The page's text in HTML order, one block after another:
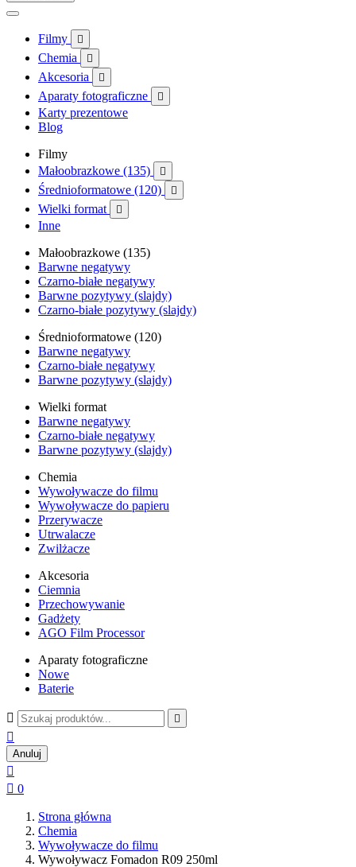
Filmy 
Chemia 
Akcesoria 
Aparaty fotograficzne 
Karty prezentowe
Blog
Filmy
Małoobrazkowe (135)

Średnioformatowe (120) 
Wielki format 
Inne
Małoobrazkowe (135)
Barwne negatywy
Czarno-białe negatywy
Barwne pozytywy (slajdy)
Czarno-białe pozytywy (slajdy)
Średnioformatowe (120)
Barwne negatywy
Czarno-białe negatywy
Barwne pozytywy (slajdy)
Wielki format
Barwne negatywy
Czarno-białe negatywy
Barwne pozytywy (slajdy)
Chemia
Wywoływacze do filmu
Wywoływacze do papieru
Przerywacze
Utrwalacze
Zwilżacze
Akcesoria
Ciemnia
Przechowywanie
Gadżety
AGO Film Processor
Aparaty fotograficzne
Nowe
Baterie
 

Anuluj

 0
Strona główna
Chemia
Wywoływacze do filmu
Wywoływacz Fomadon R09 250ml